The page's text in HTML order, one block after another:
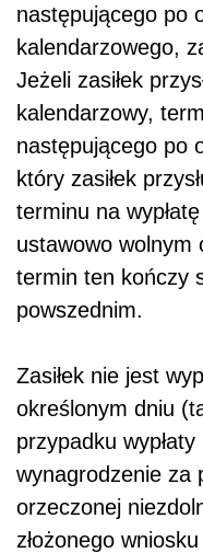
następującego po
kalendarzowego,
Jeżeli zasiłek
kalendarzowy,
następującego po
który zasiłek
terminu na
ustawowo wolnym
termin ten kończy
powszednim.
Zasiłek nie jest
określonym dniu
przypadku
wynagrodzenie za
orzeczonej
złożonego